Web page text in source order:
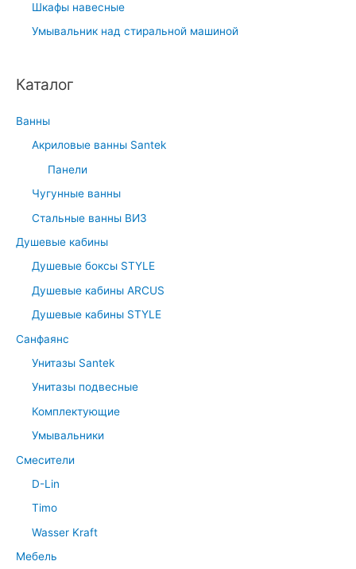
Шкафы навесные
Умывальник над стиральной машиной
Каталог
Ванны
Акриловые ванны Santek
Панели
Чугунные ванны
Стальные ванны ВИЗ
Душевые кабины
Душевые боксы STYLE
Душевые кабины ARCUS
Душевые кабины STYLE
Санфаянс
Унитазы Santek
Унитазы подвесные
Комплектующие
Умывальники
Смесители
D-Lin
Timo
Wasser Kraft
Мебель